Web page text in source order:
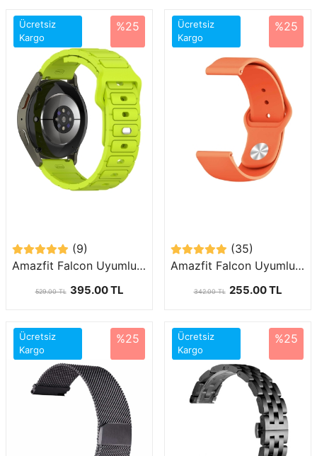
Ücretsiz
Kargo
%25
(9)
Amazfit Falcon Uyumlu 22mm Silikon Kordon-132
529.00 TL 395.00 TL
Ücretsiz
Kargo
%25
(35)
Amazfit Falcon Uyumlu (22mm) Klasik Silikon Kordon-11
342.00 TL 255.00 TL
Ücretsiz
Kargo
%25
Ücretsiz
Kargo
%25